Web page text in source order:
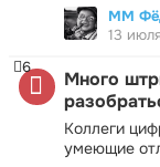
ММ
13
Много
Коллеги
умеющие
6